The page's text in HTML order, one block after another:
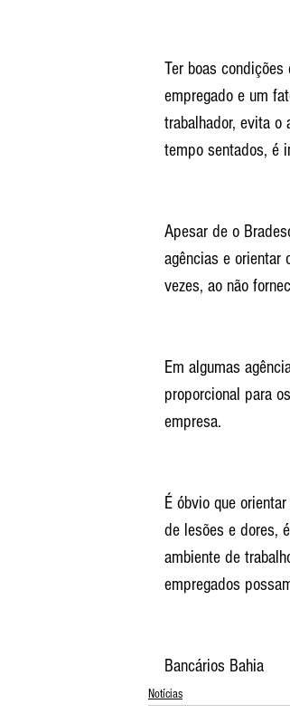
Ter boas
empregado e um
trabalhador, evita o
tempo sentados, é
Apesar de o
agências e orientar
vezes, ao não
Em algumas
proporcional para
empresa.
É óbvio que
de lesões e dores,
ambiente de
empregados
Bancários Bahia
Notícias